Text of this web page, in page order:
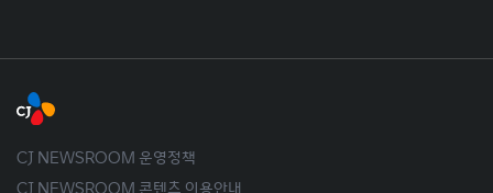
CJ NEWSROOM 운영정책
CJ NEWSROOM 콘텐츠 이용안내